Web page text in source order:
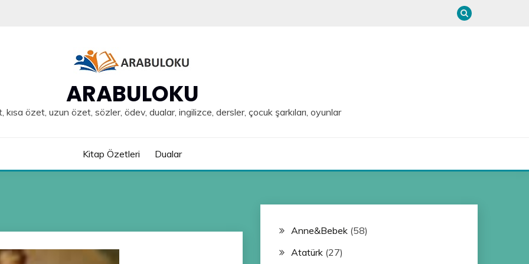
ARABULOKU
özet, uzun özet, sözler, ödev, dualar, ingilizce, dersler, çocuk şarkıları, oyunlar
Kitap Özetleri Dualar
Anne&Bebek(58)
Atatürk(27)